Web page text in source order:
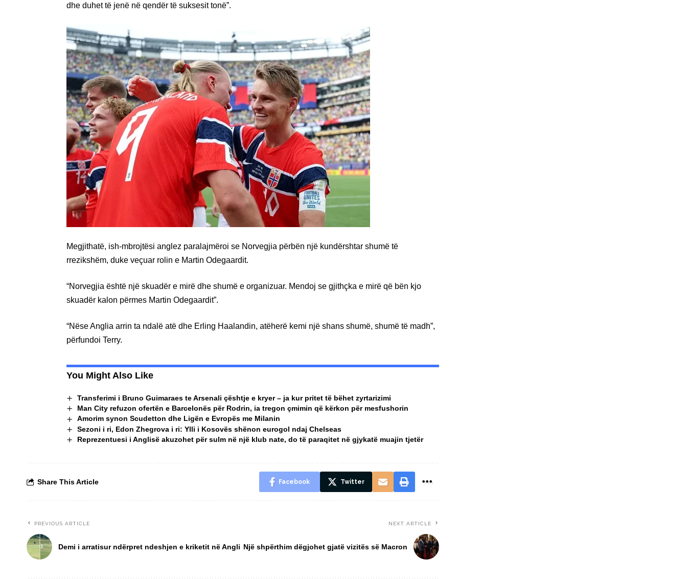
dhe duhet të jenë në qendër të suksesit tonë”.
Megjithatë, ish-mbrojtësi anglez paralajmëroi se Norvegjia përbën një kundërshtar shumë të
rrezikshëm, duke veçuar rolin e Martin Odegaardit.
“Norvegjia është një skuadër e mirë dhe shumë e organizuar. Mendoj se gjithçka e mirë që bën kjo
skuadër kalon përmes Martin Odegaardit”.
“Nëse Anglia arrin ta ndalë atë dhe Erling Haalandin, atëherë kemi një shans shumë, shumë të madh”,
përfundoi Terry.
You Might Also Like
Transferimi i Bruno Guimaraes te Arsenali çështje e kryer – ja kur pritet të bëhet zyrtarizimi
Man City refuzon ofertën e Barcelonës për Rodrin, ia tregon çmimin që kërkon për mesfushorin
Amorim synon Scudetton dhe Ligën e Evropës me Milanin
Sezoni i ri, Edon Zhegrova i ri: Ylli i Kosovës shënon eurogol ndaj Chelseas
Reprezentuesi i Anglisë akuzohet për sulm në një klub nate, do të paraqitet në gjykatë muajin tjetër
Share This Article Facebook Twitter
PREVIOUS ARTICLE
Demi i arratisur ndërpret ndeshjen e kriketit në Angli
NEXT ARTICLE
Një shpërthim dëgjohet gjatë vizitës së Macron